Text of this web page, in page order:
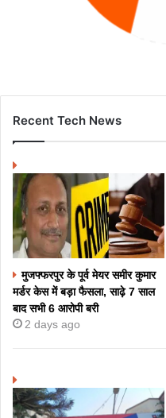
Recent Tech News
मुजफ्फरपुर के पूर्व मेयर समीर कुमार
मर्डर केस में बड़ा फैसला, साढ़े 7 साल
बाद सभी 6 आरोपी बरी
2 days ago